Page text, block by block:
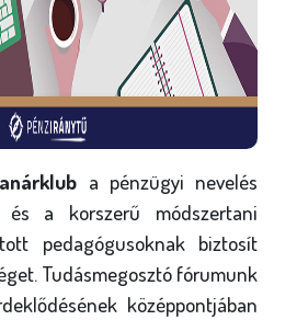
a pénzügyi nevelés
a korszerű módszertani
pedagógusoknak biztosít
Tudásmegosztó fórumunk
középpontjában